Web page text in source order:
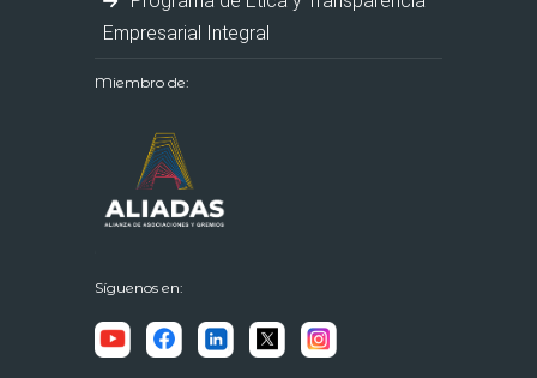
Empresarial Integral
Miembro de:
Síguenos en: